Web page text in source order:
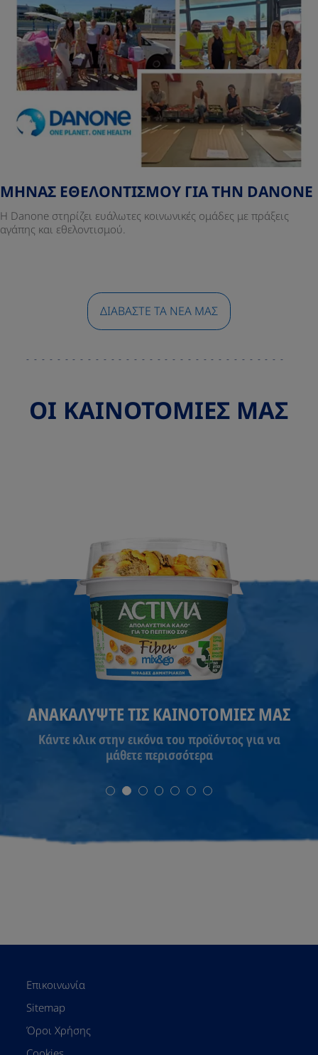
ΜΗΝΑΣ ΕΘΕΛΟΝΤΙΣΜΟΥ ΓΙΑ ΤΗΝ DANONE
Η Danone στηρίζει ευάλωτες κοινωνικές ομάδες με πράξεις
αγάπης και εθελοντισμού.
ΔΙΑΒΆΣΤΕ ΤΑ ΝΈΑ ΜΑΣ
ΟΙ ΚΑΙΝΟΤΟΜΙΕΣ ΜΑΣ
ΑΝΑΚΑΛΥΨΤΕ ΤΙΣ ΚΑΙΝΟΤΟΜΙΕΣ ΜΑΣ
Κάντε κλικ στην εικόνα του προϊόντος για να
μάθετε περισσότερα
Επικοινωνία
Sitemap
Όροι Χρήσης